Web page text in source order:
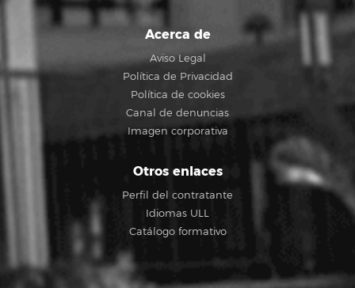
Acerca de
Aviso Legal
Política de Privacidad
Política de cookies
Canal de denuncias
Imagen corporativa
Otros enlaces
Perfil del contratante
Idiomas ULL
Catálogo formativo